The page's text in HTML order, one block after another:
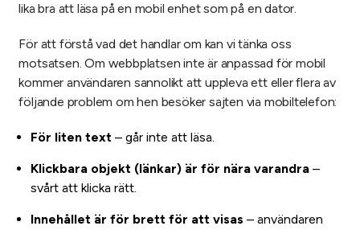
lika bra att läsa på en mobil enhet som på en dator.
För att förstå vad det handlar om kan vi tänka oss
motsatsen. Om webbplatsen inte är anpassad för mobil
kommer användaren sannolikt att uppleva ett eller flera av
följande problem om hen besöker sajten via mobiltelefon:
För liten text – går inte att läsa.
Klickbara objekt (länkar) är för nära varandra –
svårt att klicka rätt.
Innehållet är för brett för att visas – användaren